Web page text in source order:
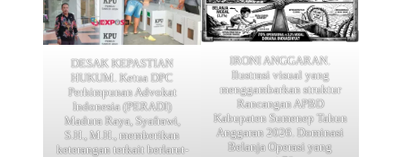
DESAK KEPASTIAN
HUKUM. Ketua DPC
Perhimpunan Advokat
Indonesia (PERADI)
Madura Raya, Syafrawi,
S.H., M.H., memberikan
keterangan terkait berlarut-
IRONI ANGGARAN.
Ilustrasi visual yang
menggambarkan struktur
Rancangan APBD
Kabupaten Sumenep Tahun
Anggaran 2026. Dominasi
Belanja Operasi yang